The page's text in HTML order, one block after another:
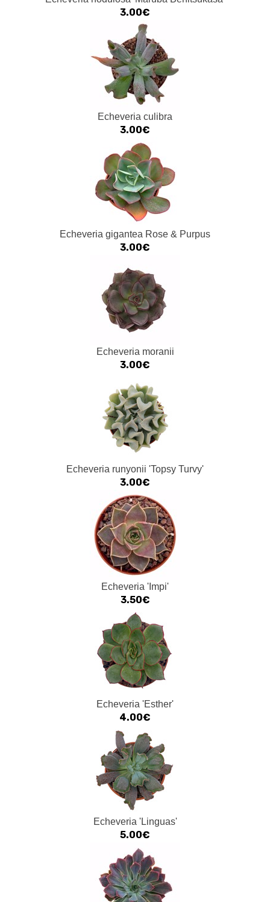
3.00€
Echeveria culibra
3.00€
Echeveria gigantea Rose & Purpus
3.00€
Echeveria moranii
3.00€
Echeveria runyonii 'Topsy Turvy'
3.00€
Echeveria 'Impi'
3.50€
Echeveria 'Esther'
4.00€
Echeveria 'Linguas'
5.00€